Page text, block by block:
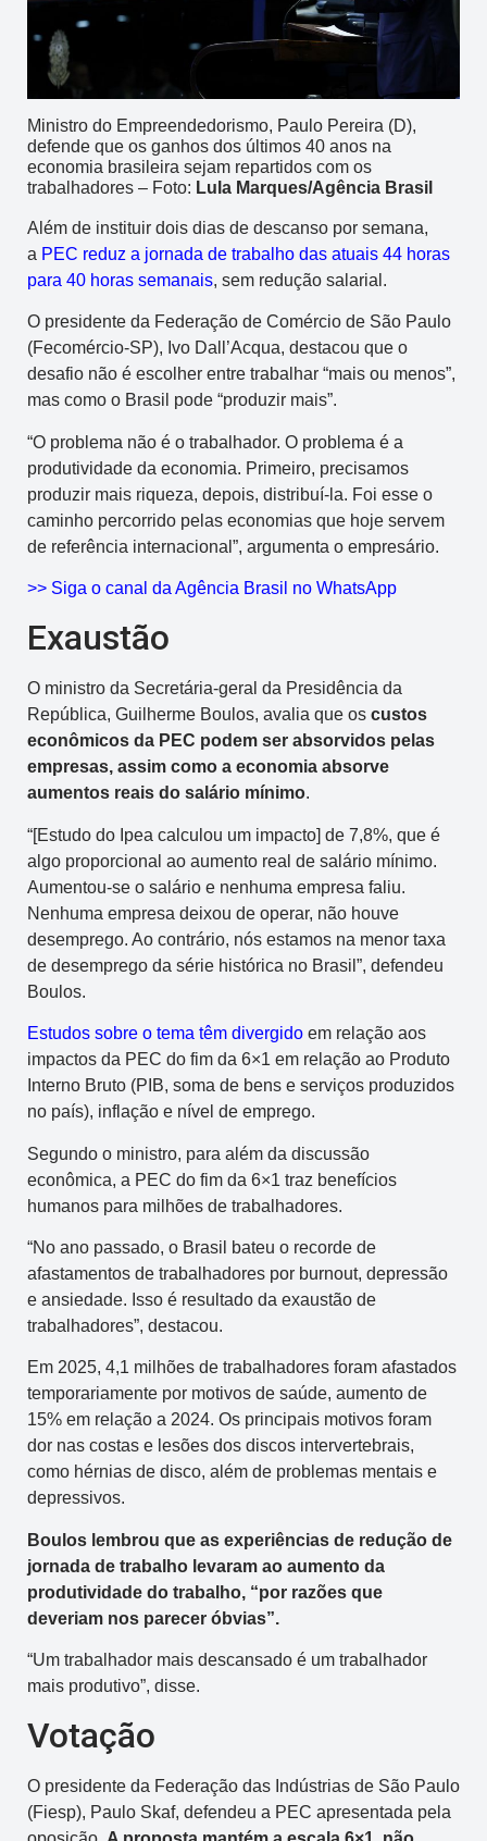
Ministro do Empreendedorismo, Paulo Pereira (D),
defende que os ganhos dos últimos 40 anos na
economia brasileira sejam repartidos com os
trabalhadores – Foto: Lula Marques/Agência Brasil
Além de instituir dois dias de descanso por semana,
a PEC reduz a jornada de trabalho das atuais 44 horas
para 40 horas semanais, sem redução salarial.
O presidente da Federação de Comércio de São Paulo
(Fecomércio-SP), Ivo Dall’Acqua, destacou que o
desafio não é escolher entre trabalhar “mais ou menos”,
mas como o Brasil pode “produzir mais”.
“O problema não é o trabalhador. O problema é a
produtividade da economia. Primeiro, precisamos
produzir mais riqueza, depois, distribuí-la. Foi esse o
caminho percorrido pelas economias que hoje servem
de referência internacional”, argumenta o empresário.
>> Siga o canal da Agência Brasil no WhatsApp
Exaustão
O ministro da Secretária-geral da Presidência da
República, Guilherme Boulos, avalia que os custos
econômicos da PEC podem ser absorvidos pelas
empresas, assim como a economia absorve
aumentos reais do salário mínimo.
“[Estudo do Ipea calculou um impacto] de 7,8%, que é
algo proporcional ao aumento real de salário mínimo.
Aumentou-se o salário e nenhuma empresa faliu.
Nenhuma empresa deixou de operar, não houve
desemprego. Ao contrário, nós estamos na menor taxa
de desemprego da série histórica no Brasil”, defendeu
Boulos.
Estudos sobre o tema têm divergido em relação aos
impactos da PEC do fim da 6×1 em relação ao Produto
Interno Bruto (PIB, soma de bens e serviços produzidos
no país), inflação e nível de emprego.
Segundo o ministro, para além da discussão
econômica, a PEC do fim da 6×1 traz benefícios
humanos para milhões de trabalhadores.
“No ano passado, o Brasil bateu o recorde de
afastamentos de trabalhadores por burnout, depressão
e ansiedade. Isso é resultado da exaustão de
trabalhadores”, destacou.
Em 2025, 4,1 milhões de trabalhadores foram afastados
temporariamente por motivos de saúde, aumento de
15% em relação a 2024. Os principais motivos foram
dor nas costas e lesões dos discos intervertebrais,
como hérnias de disco, além de problemas mentais e
depressivos.
Boulos lembrou que as experiências de redução de
jornada de trabalho levaram ao aumento da
produtividade do trabalho, “por razões que
deveriam nos parecer óbvias”.
“Um trabalhador mais descansado é um trabalhador
mais produtivo”, disse.
Votação
O presidente da Federação das Indústrias de São Paulo
(Fiesp), Paulo Skaf, defendeu a PEC apresentada pela